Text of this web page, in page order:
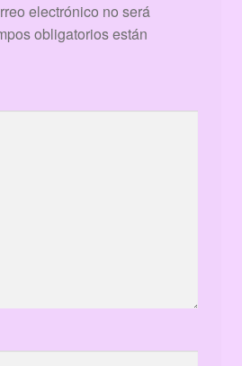
electrónico no será
obligatorios están